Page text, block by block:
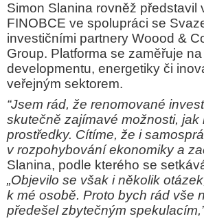
Simon Slanina rovněž
FINOBCE ve spolupráci se
investičními partnery Woood &
Group. Platforma se zaměřuje
developmentu, energetiky či
veřejným sektorem.
“Jsem rád, že renomované
skutečně zajímavé možnosti,
prostředky. Cítíme, že i
v rozpohybování ekonomiky a
Slanina, podle kterého se
„Objevilo se však i několik
k mé osobě. Proto bych rád vše
předešel zbytečným